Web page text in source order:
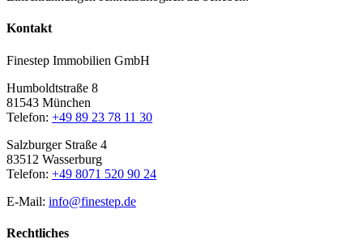
Kontakt
Finestep Immobilien GmbH
Humboldtstraße 8
81543 München
Telefon: +49 89 23 78 11 30
Salzburger Straße 4
83512 Wasserburg
Telefon: +49 8071 520 90 24
E-Mail: info@finestep.de
Rechtliches